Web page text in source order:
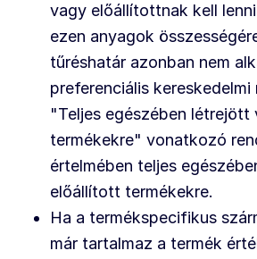
vagy előállítottnak kell
ezen anyagok
tűréshatár azonban nem
preferenciális
"Teljes egészében
termékekre" vonatkozó
értelmében teljes
előállított termékekre.
Ha a termékspecifikus
már tartalmaz a termék